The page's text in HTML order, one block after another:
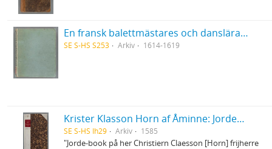
En fransk balettmästares och danslärares i Bruxelles 1614-19 anteckningsbok
SE S-HS S253 Arkiv 1614-1619
Krister Klasson Horn af Åminne: Jordebok
SE S-HS Ih29 Arkiv 1585
"Jorde-book på her Christiern Claesson [Horn] frijherre